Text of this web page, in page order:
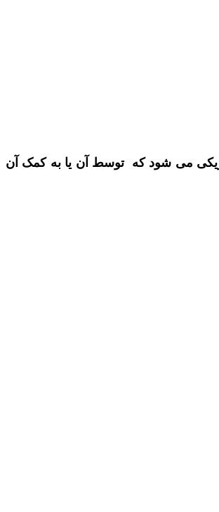
می شود که توسط آن یا به کمک آن